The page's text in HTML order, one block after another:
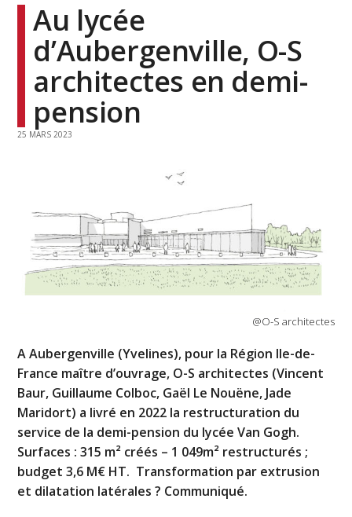
Au lycée
d’Aubergenville, O-S
architectes en demi-
pension
25 MARS 2023
@O-S architectes
A Aubergenville (Yvelines), pour la Région Ile-de-
France maître d’ouvrage, O-S architectes (Vincent
Baur, Guillaume Colboc, Gaël Le Nouëne, Jade
Maridort) a livré en 2022 la restructuration du
service de la demi-pension du lycée Van Gogh.
Surfaces : 315 m² créés – 1 049m² restructurés ;
budget 3,6 M€ HT. Transformation par extrusion
et dilatation latérales ? Communiqué.